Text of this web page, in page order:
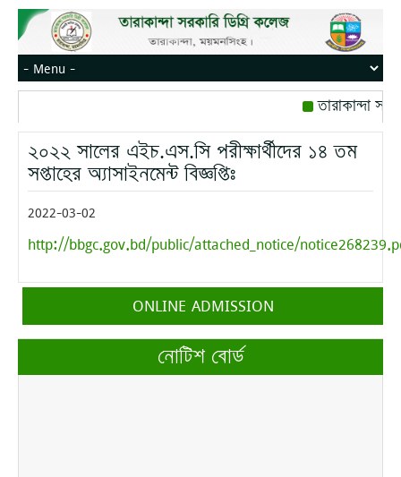
তারাকান্দা
রোজ বৃহস্পতিবার।
মোবাইল নম্বর:
২০২২ সালের এইচ.এস.সি পরীক্ষার্থীদের ১৪ তম
সপ্তাহের অ্যাসাইনমেন্ট বিজ্ঞপ্তিঃ
2022-03-02
http://bbgc.gov.bd/public/attached_notice/
ONLINE ADMISSION
নোটিশ বোর্ড